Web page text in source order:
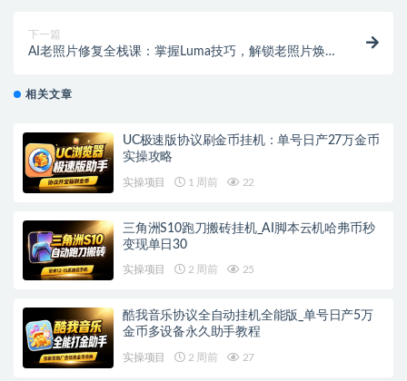
下一篇
AI老照片修复全栈课：掌握Luma技巧，解锁老照片焕
相关文章
UC极速版协议刷金币挂机：单号日产27万金币
实操攻略
实操项目 1 周前 22
三角洲S10跑刀搬砖挂机_AI脚本云机哈弗币秒
变现单日30
实操项目 2 周前 25
酷我音乐协议全自动挂机全能版_单号日产5万
金币多设备永久助手教程
实操项目 2 周前 27